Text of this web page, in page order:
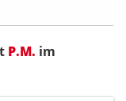
P.M. im